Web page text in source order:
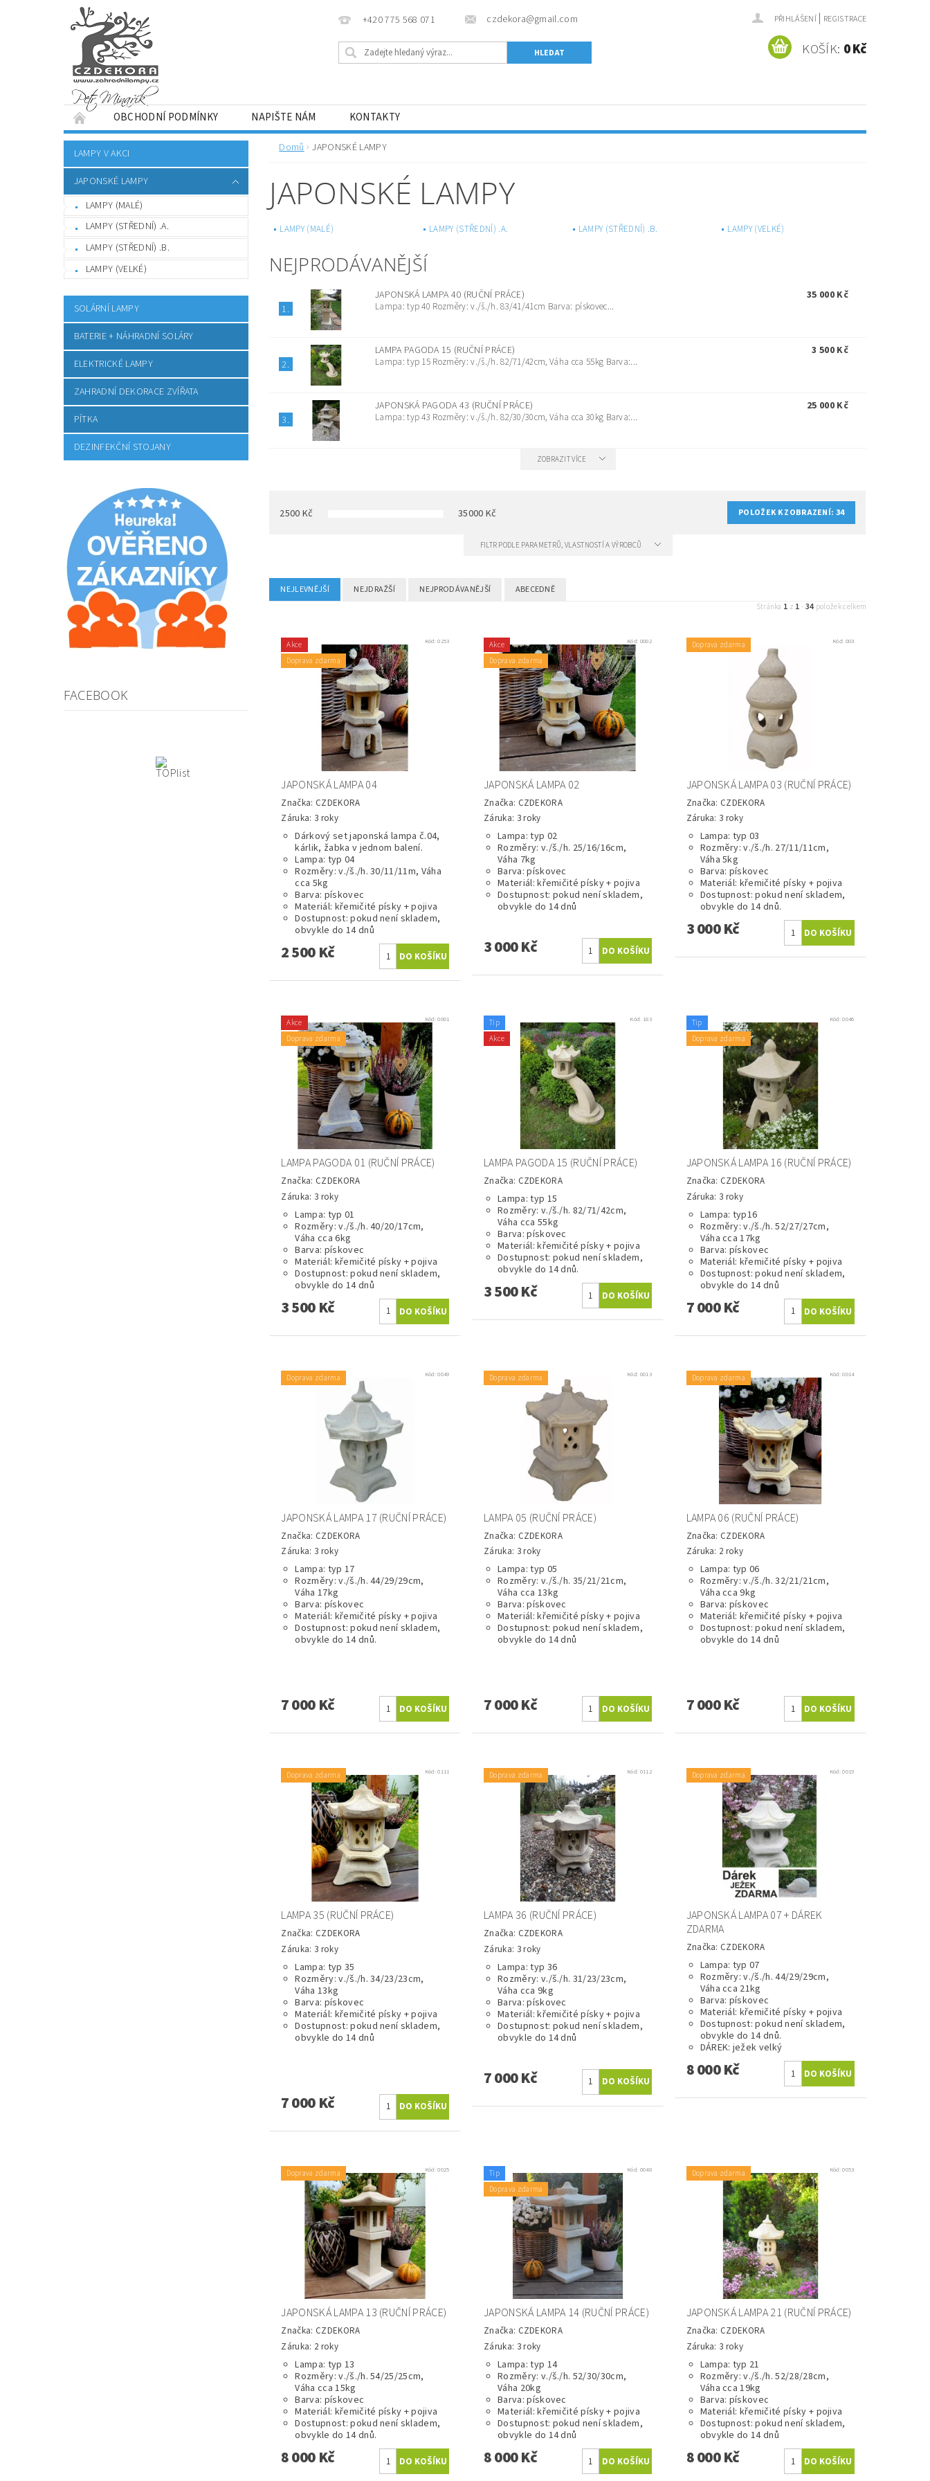
+420 775 568 071 czdekora@gmail.com PŘIHLÁŠENÍ | REGISTRACE
KOŠÍK: 0 Kč
OBCHODNÍ PODMÍNKY NAPIŠTE NÁM KONTAKTY
LAMPY V AKCI
JAPONSKÉ LAMPY
LAMPY (MALÉ)
LAMPY (STŘEDNÍ) .A.
LAMPY (STŘEDNÍ) .B.
LAMPY (VELKÉ)
SOLÁRNÍ LAMPY
BATERIE + NÁHRADNÍ SOLÁRY
ELEKTRICKÉ LAMPY
ZAHRADNÍ DEKORACE ZVÍŘATA
PÍTKA
DEZINFEKČNÍ STOJANY
FACEBOOK
Domů JAPONSKÉ LAMPY
JAPONSKÉ LAMPY
LAMPY (MALÉ) LAMPY (STŘEDNÍ) .A. LAMPY (STŘEDNÍ) .B. LAMPY (VELKÉ)
NEJPRODÁVANĚJŠÍ
1.
JAPONSKÁ LAMPA 40 (RUČNÍ PRÁCE)
Lampa: typ 40 Rozměry: v./š./h. 83/41/41cm Barva: pískovec...
35 000 Kč
2.
LAMPA PAGODA 15 (RUČNÍ PRÁCE)
Lampa: typ 15 Rozměry: v./š./h. 82/71/42cm, Váha cca 55kg Barva:...
3 500 Kč
3.
JAPONSKÁ PAGODA 43 (RUČNÍ PRÁCE)
Lampa: typ 43 Rozměry: v./š./h. 82/30/30cm, Váha cca 30kg Barva:...
25 000 Kč
ZOBRAZIT VÍCE
2500 Kč 35000 Kč POLOŽEK K ZOBRAZENÍ: 34
FILTR PODLE PARAMETRŮ, VLASTNOSTÍ A VÝROBCŮ
NEJLEVNĚJŠÍ NEJDRAŽŠÍ NEJPRODÁVANĚJŠÍ ABECEDNĚ
Stránka 1 z 1 - 34 položek celkem
Akce
Doprava zdarma
Kód:0253
JAPONSKÁ LAMPA 04
Značka: CZDEKORA
Záruka: 3 roky
Dárkový set japonská lampa č.04,
kárlik, žabka v jednom balení.
Lampa: typ 04
Rozměry: v./š./h. 30/11/11m, Váha
cca 5kg
Barva: pískovec
Materiál: křemičité písky + pojiva
Dostupnost: pokud není skladem,
obvykle do 14 dnů
2 500 Kč
Akce
Doprava zdarma
Kód: 0002
JAPONSKÁ LAMPA 02
Značka: CZDEKORA
Záruka: 3 roky
Lampa: typ 02
Rozměry: v./š./h. 25/16/16cm,
Váha 7kg
Barva: pískovec
Materiál: křemičité písky + pojiva
Dostupnost: pokud není skladem,
obvykle do 14 dnů
3 000 Kč
Doprava zdarma Kód: 003
JAPONSKÁ LAMPA 03 (RUČNÍ PRÁCE)
Značka: CZDEKORA
Záruka: 3 roky
Lampa: typ 03
Rozměry: v./š./h. 27/11/11cm,
Váha 5kg
Barva: pískovec
Materiál: křemičité písky + pojiva
Dostupnost: pokud není skladem,
obvykle do 14 dnů.
3 000 Kč
Akce
Doprava zdarma
Kód:0001
LAMPA PAGODA 01 (RUČNÍ PRÁCE)
Značka: CZDEKORA
Záruka: 3 roky
Lampa: typ 01
Rozměry: v./š./h. 40/20/17cm,
Váha cca 6kg
Barva: pískovec
Materiál: křemičité písky + pojiva
Dostupnost: pokud není skladem,
obvykle do 14 dnů
3 500 Kč
Tip
Akce
Kód: 183
LAMPA PAGODA 15 (RUČNÍ PRÁCE)
Značka: CZDEKORA
Lampa: typ 15
Rozměry: v./š./h. 82/71/42cm,
Váha cca 55kg
Barva: pískovec
Materiál: křemičité písky + pojiva
Dostupnost: pokud není skladem,
obvykle do 14 dnů.
3 500 Kč
Tip
Doprava zdarma
Kód:0046
JAPONSKÁ LAMPA 16 (RUČNÍ PRÁCE)
Značka: CZDEKORA
Záruka: 3 roky
Lampa: typ16
Rozměry: v./š./h. 52/27/27cm,
Váha cca 17kg
Barva: pískovec
Materiál: křemičité písky + pojiva
Dostupnost: pokud není skladem,
obvykle do 14 dnů
7 000 Kč
Doprava zdarma Kód:0049
JAPONSKÁ LAMPA 17 (RUČNÍ PRÁCE)
Značka: CZDEKORA
Záruka: 3 roky
Lampa: typ 17
Rozměry: v./š./h. 44/29/29cm,
Váha 17kg
Barva: pískovec
Materiál: křemičité písky + pojiva
Dostupnost: pokud není skladem,
obvykle do 14 dnů.
7 000 Kč
Doprava zdarma Kód: 0013
LAMPA 05 (RUČNÍ PRÁCE)
Značka: CZDEKORA
Záruka: 3 roky
Lampa: typ 05
Rozměry: v./š./h. 35/21/21cm,
Váha cca 13kg
Barva: pískovec
Materiál: křemičité písky + pojiva
Dostupnost: pokud není skladem,
obvykle do 14 dnů
7 000 Kč
Doprava zdarma Kód:0014
LAMPA 06 (RUČNÍ PRÁCE)
Značka: CZDEKORA
Záruka: 2 roky
Lampa: typ 06
Rozměry: v./š./h. 32/21/21cm,
Váha cca 9kg
Barva: pískovec
Materiál: křemičité písky + pojiva
Dostupnost: pokud není skladem,
obvykle do 14 dnů
7 000 Kč
Doprava zdarma Kód:0111
LAMPA 35 (RUČNÍ PRÁCE)
Značka: CZDEKORA
Záruka: 3 roky
Lampa: typ 35
Rozměry: v./š./h. 34/23/23cm,
Váha 13kg
Barva: pískovec
Materiál: křemičité písky + pojiva
Dostupnost: pokud není skladem,
obvykle do 14 dnů
7 000 Kč
Doprava zdarma Kód: 0112
LAMPA 36 (RUČNÍ PRÁCE)
Značka: CZDEKORA
Záruka: 3 roky
Lampa: typ 36
Rozměry: v./š./h. 31/23/23cm,
Váha cca 9kg
Barva: pískovec
Materiál: křemičité písky + pojiva
Dostupnost: pokud není skladem,
obvykle do 14 dnů
7 000 Kč
Doprava zdarma Kód:0019
JAPONSKÁ LAMPA 07 + DÁREK
ZDARMA
Značka: CZDEKORA
Lampa: typ 07
Rozměry: v./š./h. 44/29/29cm,
Váha cca 21kg
Barva: pískovec
Materiál: křemičité písky + pojiva
Dostupnost: pokud není skladem,
obvykle do 14 dnů.
DÁREK: ježek velký
8 000 Kč
Doprava zdarma Kód:0025
JAPONSKÁ LAMPA 13 (RUČNÍ PRÁCE)
Značka: CZDEKORA
Záruka: 2 roky
Lampa: typ 13
Rozměry: v./š./h. 54/25/25cm,
Váha cca 15kg
Barva: pískovec
Materiál: křemičité písky + pojiva
Dostupnost: pokud není skladem,
obvykle do 14 dnů.
8 000 Kč
Tip
Doprava zdarma
Kód: 0048
JAPONSKÁ LAMPA 14 (RUČNÍ PRÁCE)
Značka: CZDEKORA
Záruka: 3 roky
Lampa: typ 14
Rozměry: v./š./h. 52/30/30cm,
Váha 20kg
Barva: pískovec
Materiál: křemičité písky + pojiva
Dostupnost: pokud není skladem,
obvykle do 14 dnů
8 000 Kč
Doprava zdarma Kód:0053
JAPONSKÁ LAMPA 21 (RUČNÍ PRÁCE)
Značka: CZDEKORA
Záruka: 3 roky
Lampa: typ 21
Rozměry: v./š./h. 52/28/28cm,
Váha cca 19kg
Barva: pískovec
Materiál: křemičité písky + pojiva
Dostupnost: pokud není skladem,
obvykle do 14 dnů
8 000 Kč